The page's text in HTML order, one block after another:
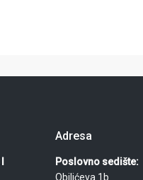
Adresa
Poslovno sedište:
Obilićeva 1b